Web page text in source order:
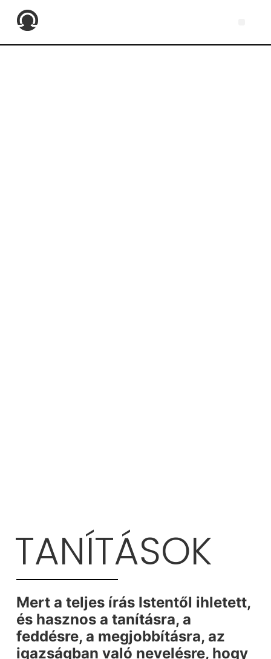
TANÍTÁSOK
Mert a teljes írás Istentől ihletett,
és hasznos a tanításra, a
feddésre, a megjobbításra, az
igazságban való nevelésre, hogy